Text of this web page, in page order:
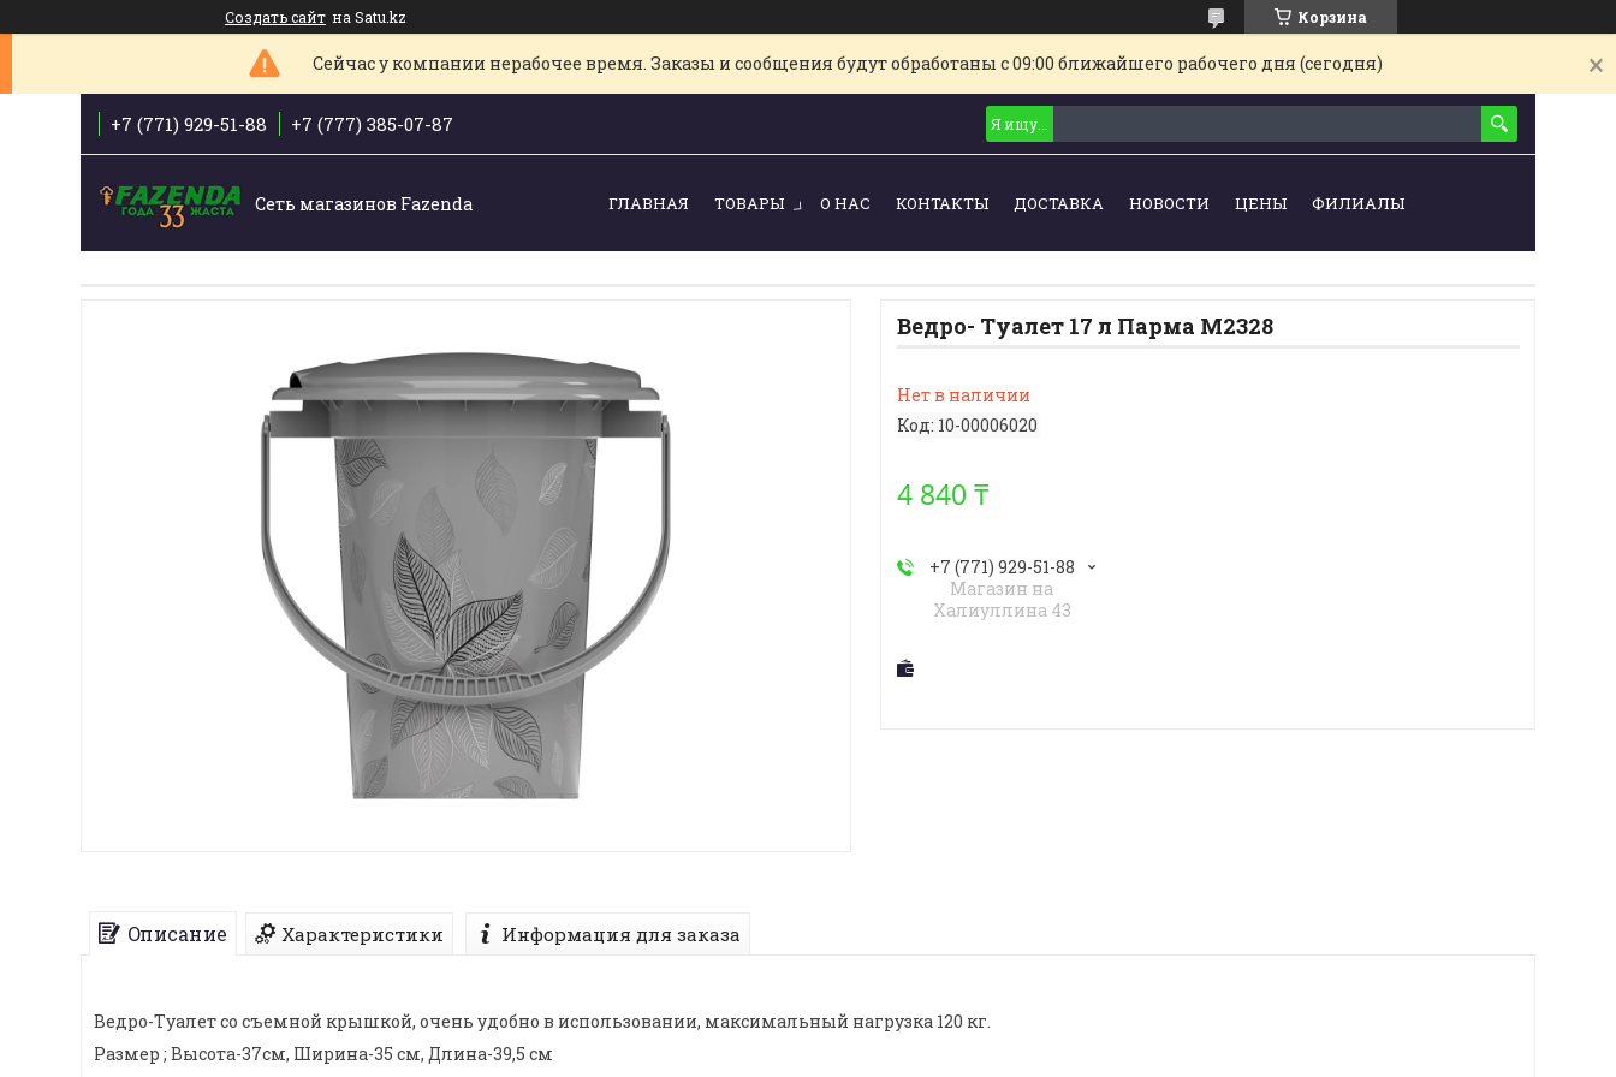
Создать сайт на Satu.kz Корзина
Сейчас у компании нерабочее время. Заказы и сообщения будут обработаны с 09:00 ближайшего рабочего дня (сегодня)
+7 (771) 929-51-88 +7 (777) 385-07-87
Сеть магазинов Fazenda ГЛАВНАЯ ТОВАРЫ О НАС КОНТАКТЫ ДОСТАВКА НОВОСТИ ЦЕНЫ ФИЛИАЛЫ
Ведро- Туалет 17 л Парма М2328
Нет в наличии
Код: 10-00006020
4 840 ₸
+7 (771) 929-51-88
Магазин на
Халиуллина 43
Описание Характеристики Информация для заказа
Ведро-Туалет со съемной крышкой, очень удобно в использовании, максимальный нагрузка 120 кг.
Размер ; Высота-37см, Ширина-35 см, Длина-39,5 см